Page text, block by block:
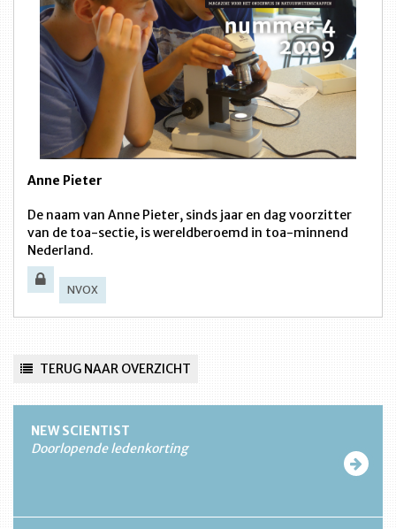
Anne Pieter
De naam van Anne Pieter, sinds jaar en dag voorzitter
van de toa-sectie, is wereldberoemd in toa-minnend
Nederland.
NVOX
TERUG NAAR OVERZICHT
NEW SCIENTIST
Doorlopende ledenkorting